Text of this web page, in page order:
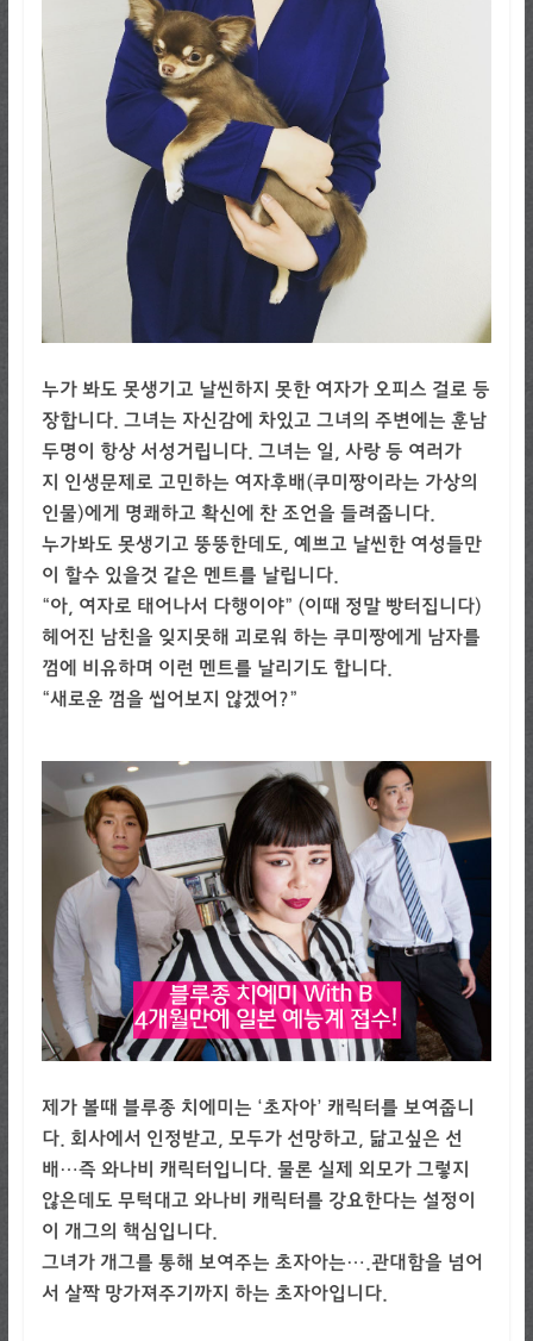
누가 봐도 못생기고 날씬하지 못한 여자가 오피스 걸로 등
장합니다. 그녀는 자신감에 차있고 그녀의 주변에는 훈남
두명이 항상 서성거립니다. 그녀는 일, 사랑 등 여러가
지 인생문제로 고민하는 여자후배(쿠미짱이라는 가상의
인물)에게 명쾌하고 확신에 찬 조언을 들려줍니다.
누가봐도 못생기고 뚱뚱한데도, 예쁘고 날씬한 여성들만
이 할수 있을것 같은 멘트를 날립니다.
“아, 여자로 태어나서 다행이야” (이때 정말 빵터집니다)
헤어진 남친을 잊지못해 괴로워 하는 쿠미짱에게 남자를
껌에 비유하며 이런 멘트를 날리기도 합니다.
“새로운 껌을 씹어보지 않겠어?”
제가 볼때 블루종 치에미는 ‘초자아’ 캐릭터를 보여줍니
다. 회사에서 인정받고, 모두가 선망하고, 닮고싶은 선
배…즉 와나비 캐릭터입니다. 물론 실제 외모가 그렇지
않은데도 무턱대고 와나비 캐릭터를 강요한다는 설정이
이 개그의 핵심입니다.
그녀가 개그를 통해 보여주는 초자아는….관대함을 넘어
서 살짝 망가져주기까지 하는 초자아입니다.